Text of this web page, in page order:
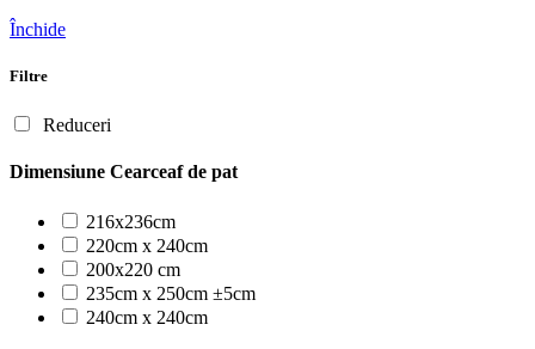
Închide
Filtre
Reduceri
Dimensiune Cearceaf de pat
216x236cm
220cm x 240cm
200x220 cm
235cm x 250cm ±5cm
240cm x 240cm